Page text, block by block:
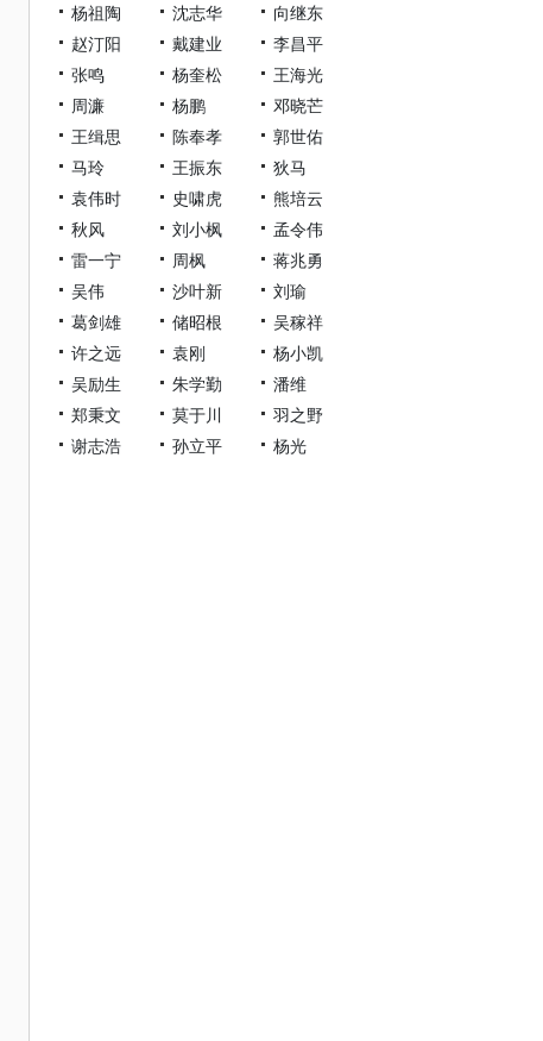
杨祖陶
沈志华
向继东
赵汀阳
戴建业
李昌平
张鸣
杨奎松
王海光
周濂
杨鹏
邓晓芒
王缉思
陈奉孝
郭世佑
马玲
王振东
狄马
袁伟时
史啸虎
熊培云
秋风
刘小枫
孟令伟
雷一宁
周枫
蒋兆勇
吴伟
沙叶新
刘瑜
葛剑雄
储昭根
吴稼祥
许之远
袁刚
杨小凯
吴励生
朱学勤
潘维
郑秉文
莫于川
羽之野
谢志浩
孙立平 杨光